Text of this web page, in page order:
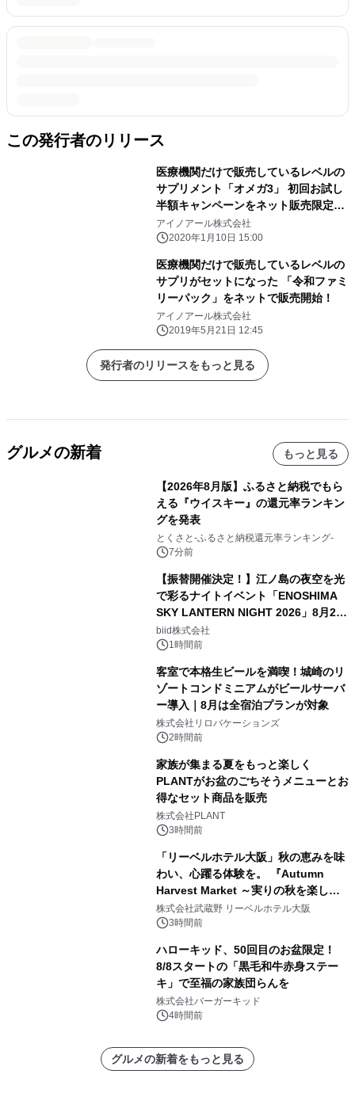
この発行者のリリース
医療機関だけで販売しているレベルの
サプリメント「オメガ3」 初回お試し
半額キャンペーンをネット販売限定で
実施
アイノアール株式会社
2020年1月10日 15:00
医療機関だけで販売しているレベルの
サプリがセットになった 「令和ファミ
リーパック」をネットで販売開始！
アイノアール株式会社
2019年5月21日 12:45
発行者のリリースをもっと見る
グルメの新着 もっと見る
【2026年8月版】ふるさと納税でもら
える『ウイスキー』の還元率ランキン
グを発表
とくさと-ふるさと納税還元率ランキング-
7分前
【振替開催決定！】江ノ島の夜空を光
で彩るナイトイベント「ENOSHIMA
SKY LANTERN NIGHT 2026」8月22
日(土)振替開催＆受付スタート！
biid株式会社
1時間前
客室で本格生ビールを満喫！城崎のリ
ゾートコンドミニアムがビールサーバ
ー導入｜8月は全宿泊プランが対象
株式会社リロバケーションズ
2時間前
家族が集まる夏をもっと楽しく
PLANTがお盆のごちそうメニューとお
得なセット商品を販売
株式会社PLANT
3時間前
「リーベルホテル大阪」秋の恵みを味
わい、心躍る体験を。 『Autumn
Harvest Market ～実りの秋を楽しむ
ディナー&スイーツビュッフェ～』を9
月18日より開催！
株式会社武蔵野 リーベルホテル大阪
3時間前
ハローキッド、50回目のお盆限定！
8/8スタートの「黒毛和牛赤身ステー
キ」で至福の家族団らんを
株式会社バーガーキッド
4時間前
グルメの新着をもっと見る